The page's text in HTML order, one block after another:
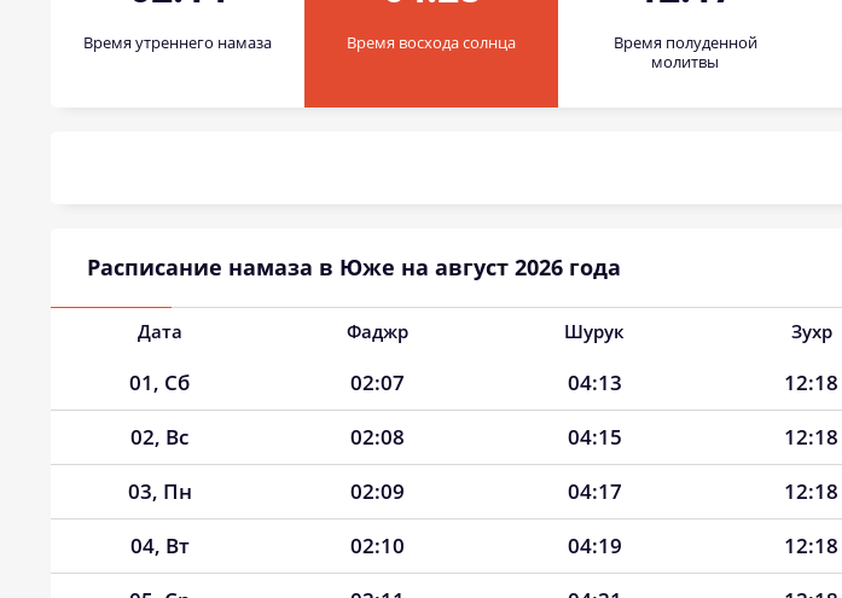
Время утреннего намаза Время восхода солнца
Время полуденной
молитвы
Расписание намаза в Юже на август 2026 года
Дата Фаджр Шурук Зухр
01, Сб 02:07 04:13 12:18
02, Вс
02:08 04:15 12:18
03, Пн
02:09 04:17 12:18
04, Вт
02:10 04:19 12:18